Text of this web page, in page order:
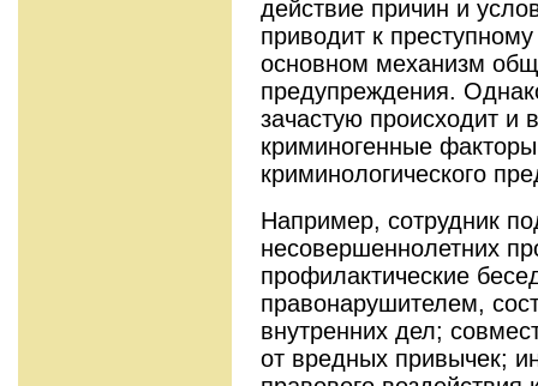
действие причин и
приводит к преступному
основном механизм
предупреждения.
зачастую происходит и
криминогенные
криминоло­гического
Например, сотрудник
несовершеннолетних
профилактические
правонарушителем,
внутренних дел;
от вредных привычек;